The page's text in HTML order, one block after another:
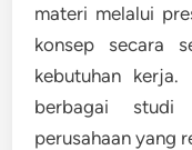
materi melalui
konsep secara
kebutuhan kerja.
berbagai
perusahaan yang